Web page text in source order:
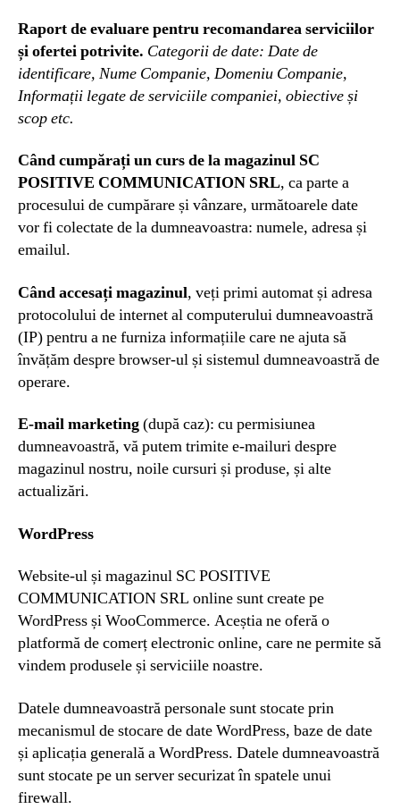
Raport de evaluare pentru recomandarea serviciilor
și ofertei potrivite. Categorii de date: Date de
identificare, Nume Companie, Domeniu Companie,
Informații legate de serviciile companiei, obiective și
scop etc.
Când cumpărați un curs de la magazinul SC
POSITIVE COMMUNICATION SRL, ca parte a
procesului de cumpărare și vânzare, următoarele date
vor fi colectate de la dumneavoastra: numele, adresa și
emailul.
Când accesați magazinul, veți primi automat și adresa
protocolului de internet al computerului dumneavoastră
(IP) pentru a ne furniza informațiile care ne ajuta să
învățăm despre browser-ul și sistemul dumneavoastră de
operare.
E-mail marketing(după caz): cu permisiunea
dumneavoastră, vă putem trimite e-mailuri despre
magazinul nostru, noile cursuri și produse, și alte
actualizări.
WordPress
Website-ul și magazinul SC POSITIVE
COMMUNICATION SRL online sunt create pe
WordPress și WooCommerce. Aceștia ne oferă o
platformă de comerț electronic online, care ne permite să
vindem produsele și serviciile noastre.
Datele dumneavoastră personale sunt stocate prin
mecanismul de stocare de date WordPress, baze de date
și aplicația generală a WordPress. Datele dumneavoastră
sunt stocate pe un server securizat în spatele unui
firewall.